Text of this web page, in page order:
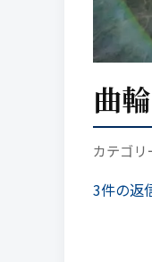
曲
カテゴリ
3件の返